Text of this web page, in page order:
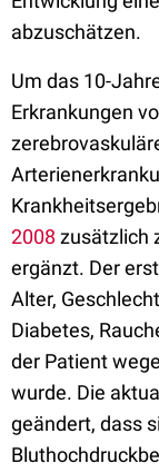
abzuschätzen.
Um das 10-
Erkrankungen
2008 zusätzlich
ergänzt. Der
Alter,
Diabetes,
der Patient
wurde. Die
geändert, dass